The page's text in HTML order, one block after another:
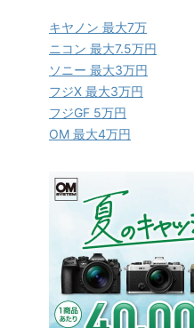
キヤノン 最大7万
ニコン 最大7.5万円
ソニー 最大3万円
フジX 最大3万円
フジGF 5万円
OM 最大4万円